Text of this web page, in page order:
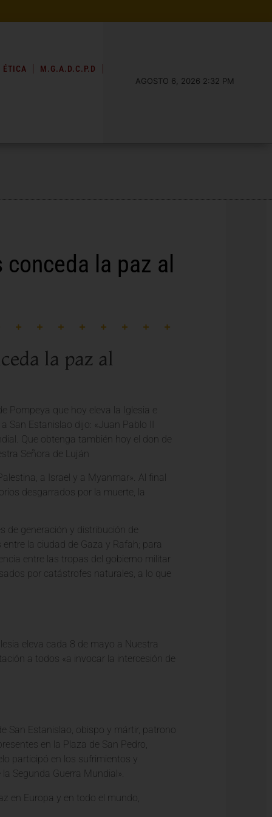
ÉTICA
M.G.A.D.C.P.D
AGOSTO 6, 2026 2:32 PM
la paz al
la paz al
Pompeya que hoy eleva la Iglesia e
Estanislao dijo: «Juan Pablo II
Que obtenga también hoy el don de
Señora de Luján
a Israel y a Myanmar». Al final
desgarrados por la muerte, la
de generación y distribución de
la ciudad de Gaza y Rafah; para
entre las tropas del gobierno militar
por catástrofes naturales, a lo que
eleva cada 8 de mayo a Nuestra
a todos «a invocar la intercesión de
San Estanislao, obispo y mártir, patrono
en la Plaza de San Pedro,
participó en los sufrimientos y
Segunda Guerra Mundial».
en Europa y en todo el mundo,